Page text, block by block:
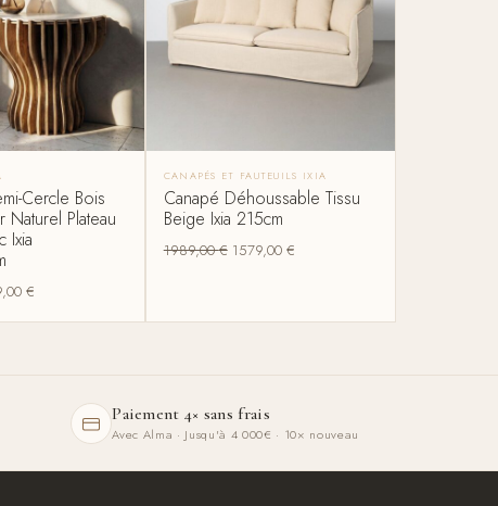
Cercle Bois
Naturel Plateau
Ixia
€
CANAPÉS ET FAUTEUILS IXIA
Canapé Déhoussable Tissu
Beige Ixia 215cm
1989,00€ 1579,00 €
Paiement 4× sans frais
Avec Alma · Jusqu'à 4 000€ · 10× nouveau